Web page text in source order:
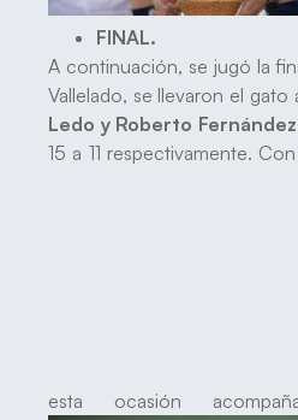
FINAL.
A continuación, se jugó la
Vallelado, se llevaron el
Ledo y Roberto Fernández
15 a 11 respectivamente.
esta ocasión